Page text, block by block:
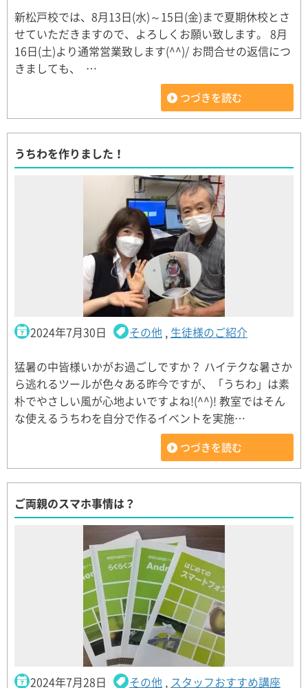
新松戸校では、8月13日(水)～15日(金)まで夏期休校とさ
せていただきますので、よろしくお願い致します。 8月
16日(土)より通常営業致します(^^)/ お問合せの返信につ
きましても、 …
つづきを読む
うちわを作りました！
2024年7月30日 その他 , 生徒様のご紹介
猛暑の中皆様いかがお過ごしですか？ ハイテクな暑さか
ら逃れるツールが色々ある昨今ですが、「うちわ」は素
朴でやさしい風が心地よいですよね!(^^)! 教室ではそん
な使えるうちわを自分で作るイベントを実施…
つづきを読む
ご両親のスマホ事情は？
2024年7月28日 その他 , スタッフおすすめ講座